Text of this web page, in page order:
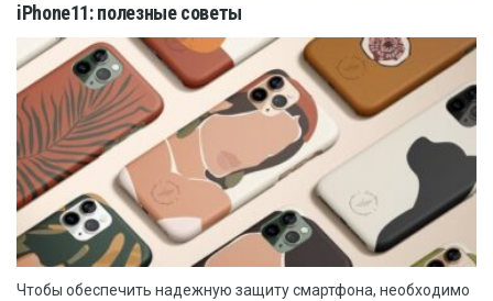
iPhone11: полезные советы
Чтобы обеспечить надежную защиту смартфона, необходимо